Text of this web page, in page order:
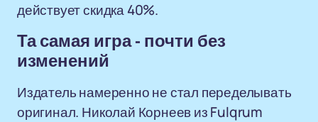
действует скидка 40%.
Та самая игра - почти без
изменений
Издатель намеренно не стал переделывать
оригинал. Николай Корнеев из Fulqrum